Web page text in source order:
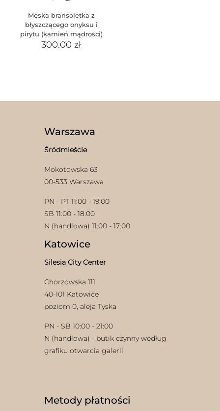
Męska bransoletka z
błyszczącego onyksu i
pirytu (kamień mądrości)
300.00zł
Warszawa
Śródmieście
Mokotowska 63
00-533 Warszawa
PN - PT 11:00 - 19:00
SB 11:00 - 18:00
N (handlowa) 11:00 - 17:00
Katowice
Silesia City Center
Chorzowska 111
40-101 Katowice
poziom 0, aleja Tyska
PN - SB 10:00 - 21:00
N (handlowa) - butik czynny według
grafiku otwarcia galerii
Metody płatności